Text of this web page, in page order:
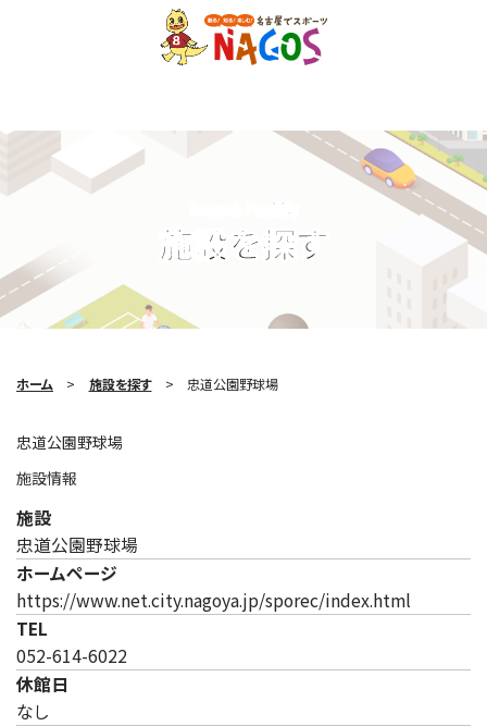
施設を探す
Search Facility
ホーム 施設を探す 忠道公園野球場
忠道公園野球場
施設情報
施設
忠道公園野球場
ホームページ
https://www.net.city.nagoya.jp/sporec/index.html
TEL
052-614-6022
休館日
なし